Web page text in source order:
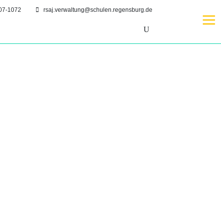
1072 rsaj.verwaltung@schulen.regensburg.de